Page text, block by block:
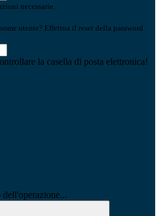
necessarie.
utente? Effettua il reset della password
la casella di posta elettronica!